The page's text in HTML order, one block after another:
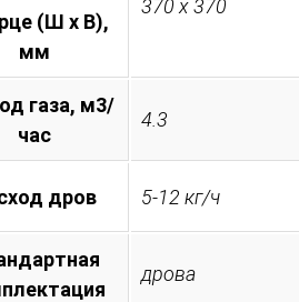
(Ш х В),
мм
370 х 370
газа, м3/
час
4.3
дров 5-12 кг/ч
дрова